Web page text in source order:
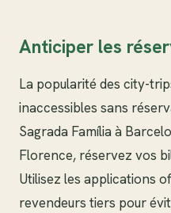
Anticiper les
La popularité des city-
inaccessibles sans
Sagrada Família à
Florence, réservez vos
Utilisez les applications
revendeurs tiers pour